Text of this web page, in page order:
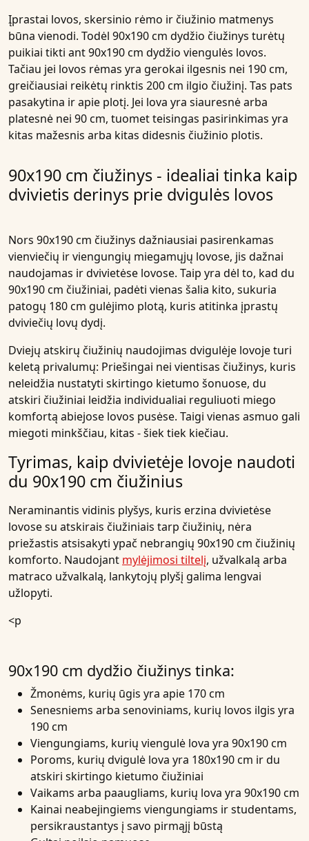
Įprastai lovos, skersinio rėmo ir čiužinio matmenys
būna vienodi. Todėl 90x190 cm dydžio čiužinys turėtų
puikiai tikti ant 90x190 cm dydžio viengulės lovos.
Tačiau jei lovos rėmas yra gerokai ilgesnis nei 190 cm,
greičiausiai reikėtų rinktis 200 cm ilgio čiužinį. Tas pats
pasakytina ir apie plotį. Jei lova yra siauresnė arba
platesnė nei 90 cm, tuomet teisingas pasirinkimas yra
kitas mažesnis arba kitas didesnis čiužinio plotis.
90x190 cm čiužinys - idealiai tinka kaip
dvivietis derinys prie dvigulės lovos
Nors 90x190 cm čiužinys dažniausiai pasirenkamas
vienviečių ir viengungių miegamųjų lovose, jis dažnai
naudojamas ir dvivietėse lovose. Taip yra dėl to, kad du
90x190 cm čiužiniai, padėti vienas šalia kito, sukuria
patogų 180 cm gulėjimo plotą, kuris atitinka įprastų
dviviečių lovų dydį.
Dviejų atskirų čiužinių naudojimas dvigulėje lovoje turi
keletą privalumų: Priešingai nei vientisas čiužinys, kuris
neleidžia nustatyti skirtingo kietumo šonuose, du
atskiri čiužiniai leidžia individualiai reguliuoti miego
komfortą abiejose lovos pusėse. Taigi vienas asmuo gali
miegoti minkščiau, kitas - šiek tiek kiečiau.
Tyrimas, kaip dvivietėje lovoje naudoti
du 90x190 cm čiužinius
Neraminantis vidinis plyšys, kuris erzina dvivietėse
lovosesu atskirais čiužiniais tarp čiužinių, nėra
priežastis atsisakyti ypač nebrangių 90x190 cm čiužinių
komforto. Naudojant mylėjimosi tiltelį, užvalkalą arba
matraco užvalkalą, lankytojų plyšį galima lengvai
užlopyti.
<p
90x190 cm dydžio čiužinys tinka:
Žmonėms, kurių ūgis yra apie 170 cm
Senesniems arba senoviniams, kurių lovos ilgis yra
190 cm
Viengungiams, kurių viengulė lova yra 90x190 cm
Poroms, kurių dvigulė lova yra 180x190 cm ir du
atskiri skirtingo kietumo čiužiniai
Vaikams arba paaugliams, kurių lova yra 90x190 cm
Kainai neabejingiems viengungiams ir studentams,
persikraustantys į savo pirmąjį būstą